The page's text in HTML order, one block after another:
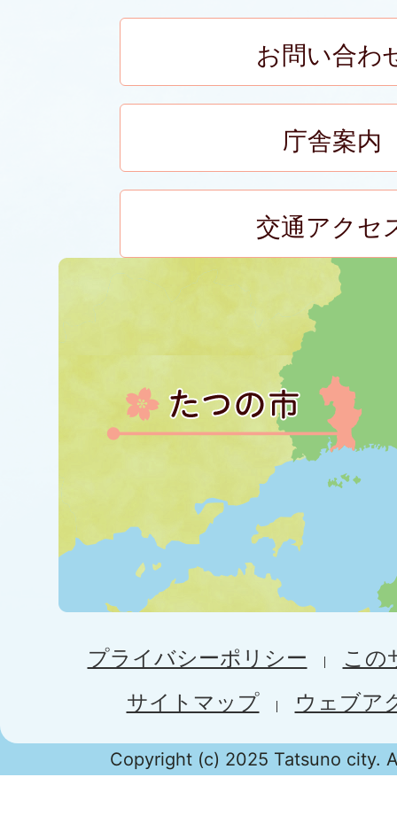
お問い合わ
庁舎案内
交通アクセ
プライバシーポリシー
この
サイトマップ
ウェブア
Copyright (c) 2025 Tatsuno city.